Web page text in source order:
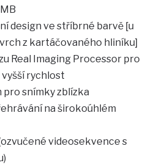
design ve stříbrné barvě [u
z kartáčovaného hliníku]
Real Imaging Processor pro
vyšší rychlost
pro snímky zblízka
na širokoúhlém
videosekvence s